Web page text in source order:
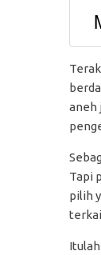
aneh
Tapi
pilih